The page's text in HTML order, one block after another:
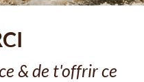
& de t'offrir ce